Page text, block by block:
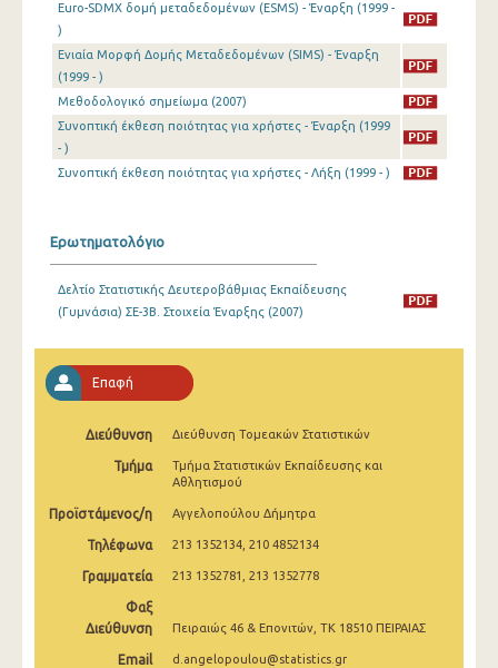
2013
2012
2011
2010
2009
2006
2004
2002
2000
1999
Euro-SDMX δομή μεταδεδομένων (ESMS) - Έναρξη (1999 -
)
Ενιαία Μορφή Δομής Μεταδεδομένων (SIMS) - Έναρξη
(1999 - )
Μεθοδολογικό σημείωμα (2007)
Συνοπτική έκθεση ποιότητας για χρήστες - Έναρξη (1999
- )
Συνοπτική έκθεση ποιότητας για χρήστες - Λήξη (1999 - )
Ερωτηματολόγιο
Δελτίο Στατιστικής Δευτεροβάθμιας Εκπαίδευσης
(Γυμνάσια) ΣΕ-3Β. Στοιχεία Έναρξης (2007)
Επαφή
Διεύθυνση Διεύθυνση Τομεακών Στατιστικών
Τμήμα
Τμήμα Στατιστικών Εκπαίδευσης και
Αθλητισμού
Προϊστάμενος/η Αγγελοπούλου Δήμητρα
Τηλέφωνα 213 1352134, 210 4852134
Γραμματεία 213 1352781, 213 1352778
Φαξ
Διεύθυνση
Πειραιώς 46 & Επονιτών, ΤΚ 18510 ΠΕΙΡΑΙΑΣ
Email d.angelopoulou@statistics.gr